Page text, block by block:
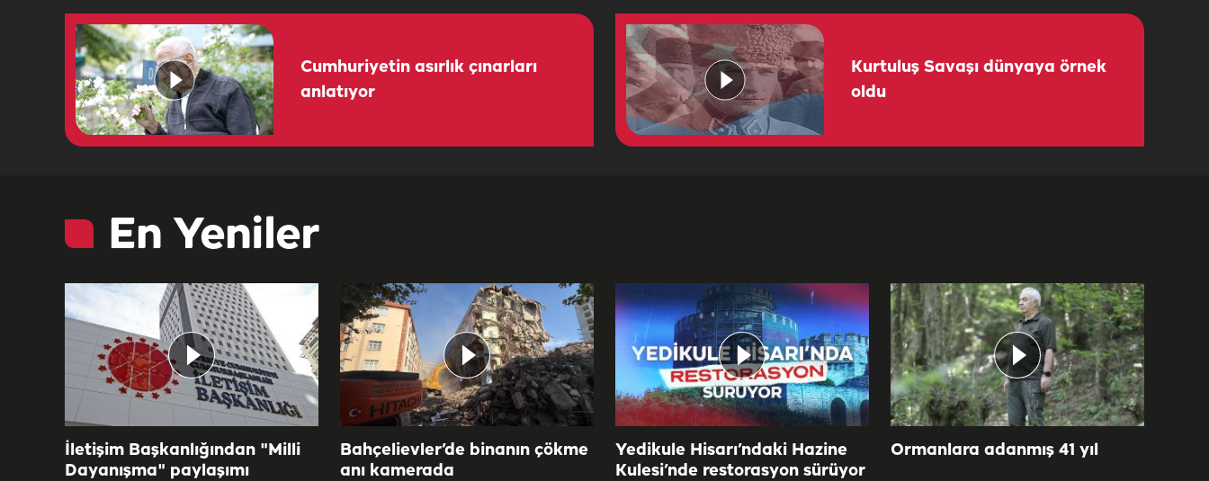
Cumhuriyetin asırlık çınarları
anlatıyor
Kurtuluş Savaşı dünyaya örnek
oldu
En Yeniler
İletişim Başkanlığından "Milli
Dayanışma" paylaşımı
Bahçelievler’de binanın çökme
anı kamerada
Yedikule Hisarı’ndaki Hazine
Kulesi’nde restorasyon sürüyor
Ormanlara adanmış 41 yıl